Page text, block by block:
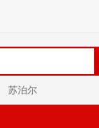
苏泊尔